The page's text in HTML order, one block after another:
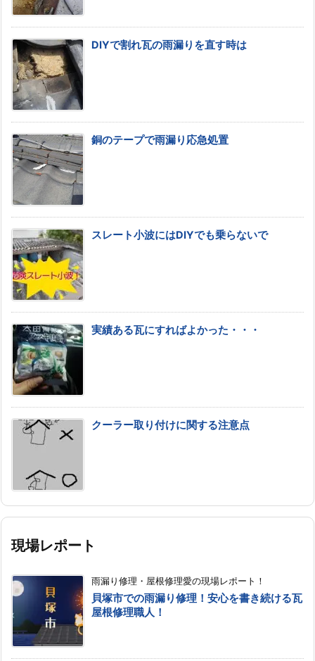
DIYで割れ瓦の雨漏りを直す時は
銅のテープで雨漏り応急処置
スレート小波にはDIYでも乗らないで
実績ある瓦にすればよかった・・・
クーラー取り付けに関する注意点
現場レポート
雨漏り修理・屋根修理愛の現場レポート！
貝塚市での雨漏り修理！安心を書き続ける瓦
屋根修理職人！